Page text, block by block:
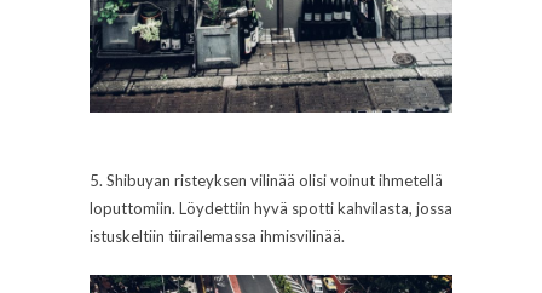
5. Shibuyan risteyksen vilinää olisi voinut ihmetellä
loputtomiin. Löydettiin hyvä spotti kahvilasta, jossa
istuskeltiin tiirailemassa ihmisvilinää.